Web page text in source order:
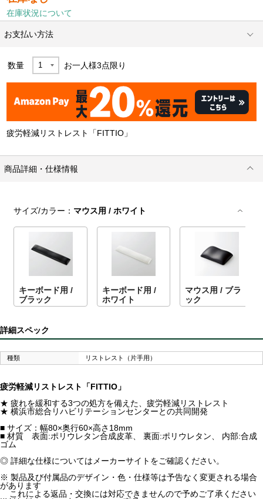
在庫状況について
お支払い方法
数量 お一人様3点限り
疲労軽減リストレスト「FITTIO」
商品詳細・仕様情報
サイズ/カラー： マウス用 / ホワイト
キーボード用 /
ブラック
キーボード用 /
ホワイト
マウス用 / ブラ
ック
詳細スペック
種類 リストレスト（片手用）
疲労軽減リストレスト「FITTIO」
★ 疲れを緩和する3つの処方を備えた、疲労軽減リストレスト
★ 横浜市総合リハビリテーションセンターとの共同開発
■ サイズ：幅80×奥行60×高さ18mm
■ 材質 表面:ポリウレタン合成皮革、 裏面:ポリウレタン、 内部:合成
ゴム
◎ 詳細な仕様についてはメーカーサイトをご確認ください。
※ 製品及び付属品のデザイン・色・仕様等は予告なく変更される場合
があります
これによる返品・交換には対応できませんので予めご了承ください